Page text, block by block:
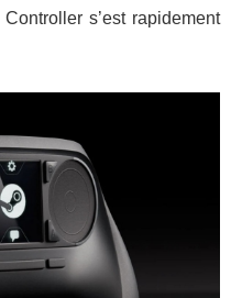
s’est rapidement